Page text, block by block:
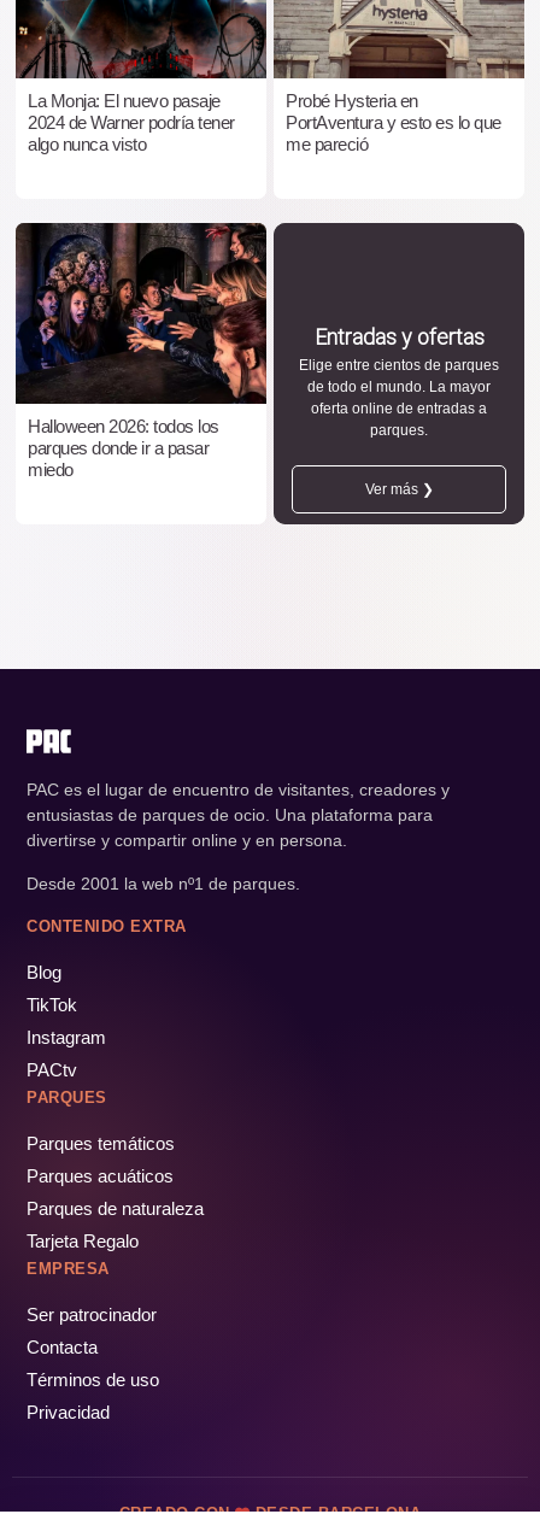
La Monja: El nuevo pasaje
2024 de Warner podría tener
algo nunca visto
Probé Hysteria en
PortAventura y esto es lo que
me pareció
Halloween 2026: todos los
parques donde ir a pasar
miedo
Entradas y ofertas
Elige entre cientos de parques
de todo el mundo. La mayor
oferta online de entradas a
parques.
Ver más ❯
PAC es el lugar de encuentro de visitantes, creadores y
entusiastas de parques de ocio. Una plataforma para
divertirse y compartir online y en persona.
Desde 2001 la web nº1 de parques.
CONTENIDO EXTRA
Blog
TikTok
Instagram
PACtv
PARQUES
Parques temáticos
Parques acuáticos
Parques de naturaleza
Tarjeta Regalo
EMPRESA
Ser patrocinador
Contacta
Términos de uso
Privacidad
CREADO CON DESDE BARCELONA